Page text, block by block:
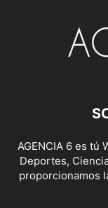
AGENCIA 6 es tú
Deportes,
proporcionamos